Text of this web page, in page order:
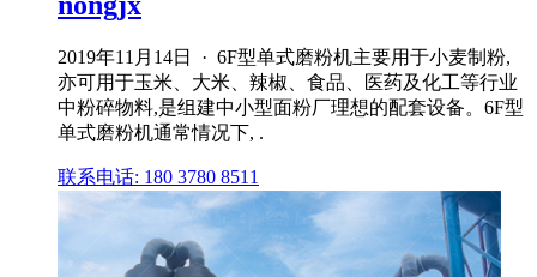
2019年11月14日 · 6F型单式磨粉机主要用于小麦制粉,
亦可用于玉米、大米、辣椒、食品、医药及化工等行业
中粉碎物料,是组建中小型面粉厂理想的配套设备。6F型
单式磨粉机通常情况下, .
联系电话: 180 3780 8511